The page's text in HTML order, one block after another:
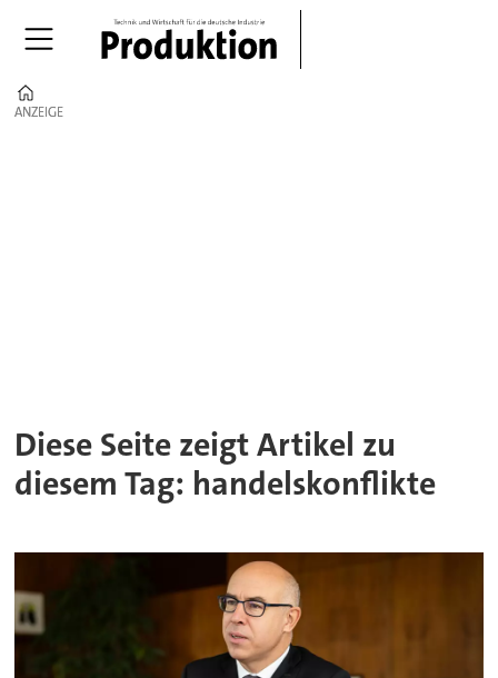
ANZEIGE
ANZEIGE
Diese Seite zeigt Artikel zu
diesem Tag: handelskonflikte